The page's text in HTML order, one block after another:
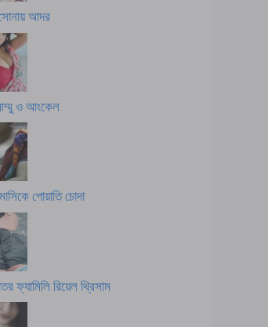
আদর
ও আংকেল
পোয়াতি চোদা
ফ্যামিলি রিয়েল থ্রিসাম